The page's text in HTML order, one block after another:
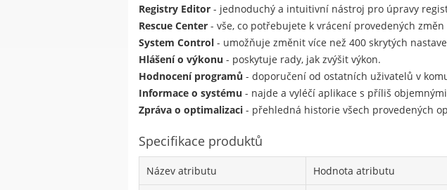
Registry Editor - jednoduchý a intuitivní nástroj pro úpravy
Rescue Center - vše, co potřebujete k vrácení provedených změn
System Control - umožňuje změnit více než 400 skrytých
Hlášení o výkonu - poskytuje rady, jak zvýšit výkon.
Hodnocení programů - doporučení od ostatních uživatelů v
Informace o systému - najde a vyléčí aplikace s příliš
Zpráva o optimalizaci - přehledná historie všech provedených
Specifikace produktů
Název atributu Hodnota atributu